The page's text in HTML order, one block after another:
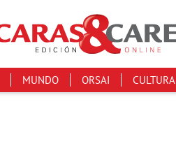
MUNDO ORSAI CULTURA